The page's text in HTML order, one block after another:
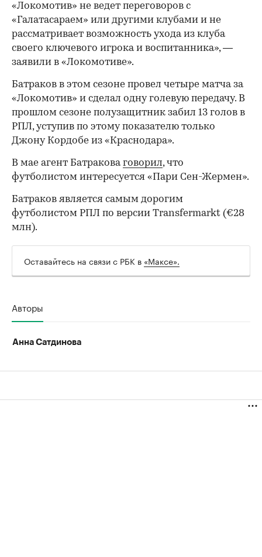
«Локомотив» не ведет переговоров с
«Галатасараем» или другими клубами и не
рассматривает возможность ухода из клуба
своего ключевого игрока и воспитанника», —
заявили в «Локомотиве».
Батраков в этом сезоне провел четыре матча за
«Локомотив» и сделал одну голевую передачу. В
прошлом сезоне полузащитник забил 13 голов в
РПЛ, уступив по этому показателю только
Джону Кордобе из «Краснодара».
В мае агент Батраковаговорил, что
футболистом интересуется «Пари Сен-Жермен».
Батраков является самым дорогим
футболистом РПЛ по версии Transfermarkt (€28
млн).
Оставайтесь на связи с РБК в «Максе».
Авторы
Анна Сатдинова